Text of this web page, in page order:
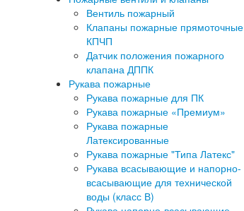
Вентиль пожарный
Клапаны пожарные прямоточные
КПЧП
Датчик положения пожарного
клапана ДППК
Рукава пожарные
Рукава пожарные для ПК
Рукава пожарные «Премиум»
Рукава пожарные
Латексированные
Рукава пожарные "Типа Латекс"
Рукава всасывающие и напорно-
всасывающие для технической
воды (класс В)